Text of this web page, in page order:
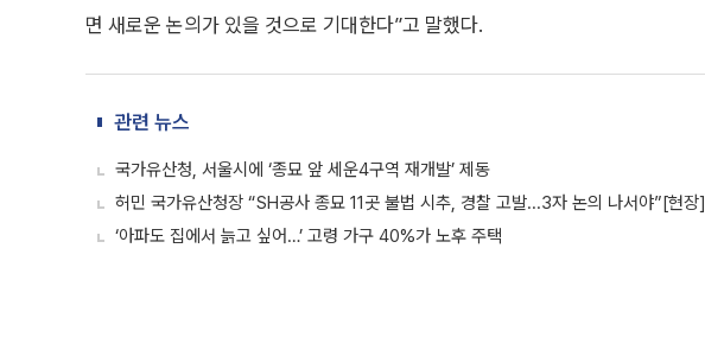
면 새로운 논의가 있을 것으로 기대한다”고 말했다.
관련 뉴스
국가유산청, 서울시에 ‘종묘 앞 세운4구역 재개발’ 제동
허민 국가유산청장 “SH공사 종묘 11곳 불법 시추, 경찰 고발...3자 논의 나서야”[현장]
‘아파도 집에서 늙고 싶어…’ 고령 가구 40%가 노후 주택